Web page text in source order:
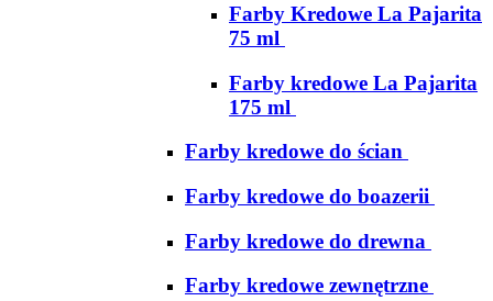
Farby Kredowe La Pajarita
75 ml
Farby kredowe La Pajarita
175 ml
Farby kredowe do ścian
Farby kredowe do boazerii
Farby kredowe do drewna
Farby kredowe zewnętrzne